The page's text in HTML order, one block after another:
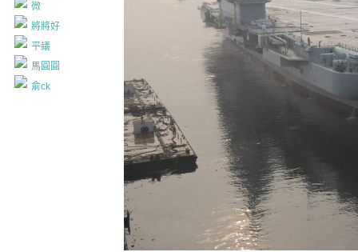
微
將將好
平議
馬圓圓
俞ck